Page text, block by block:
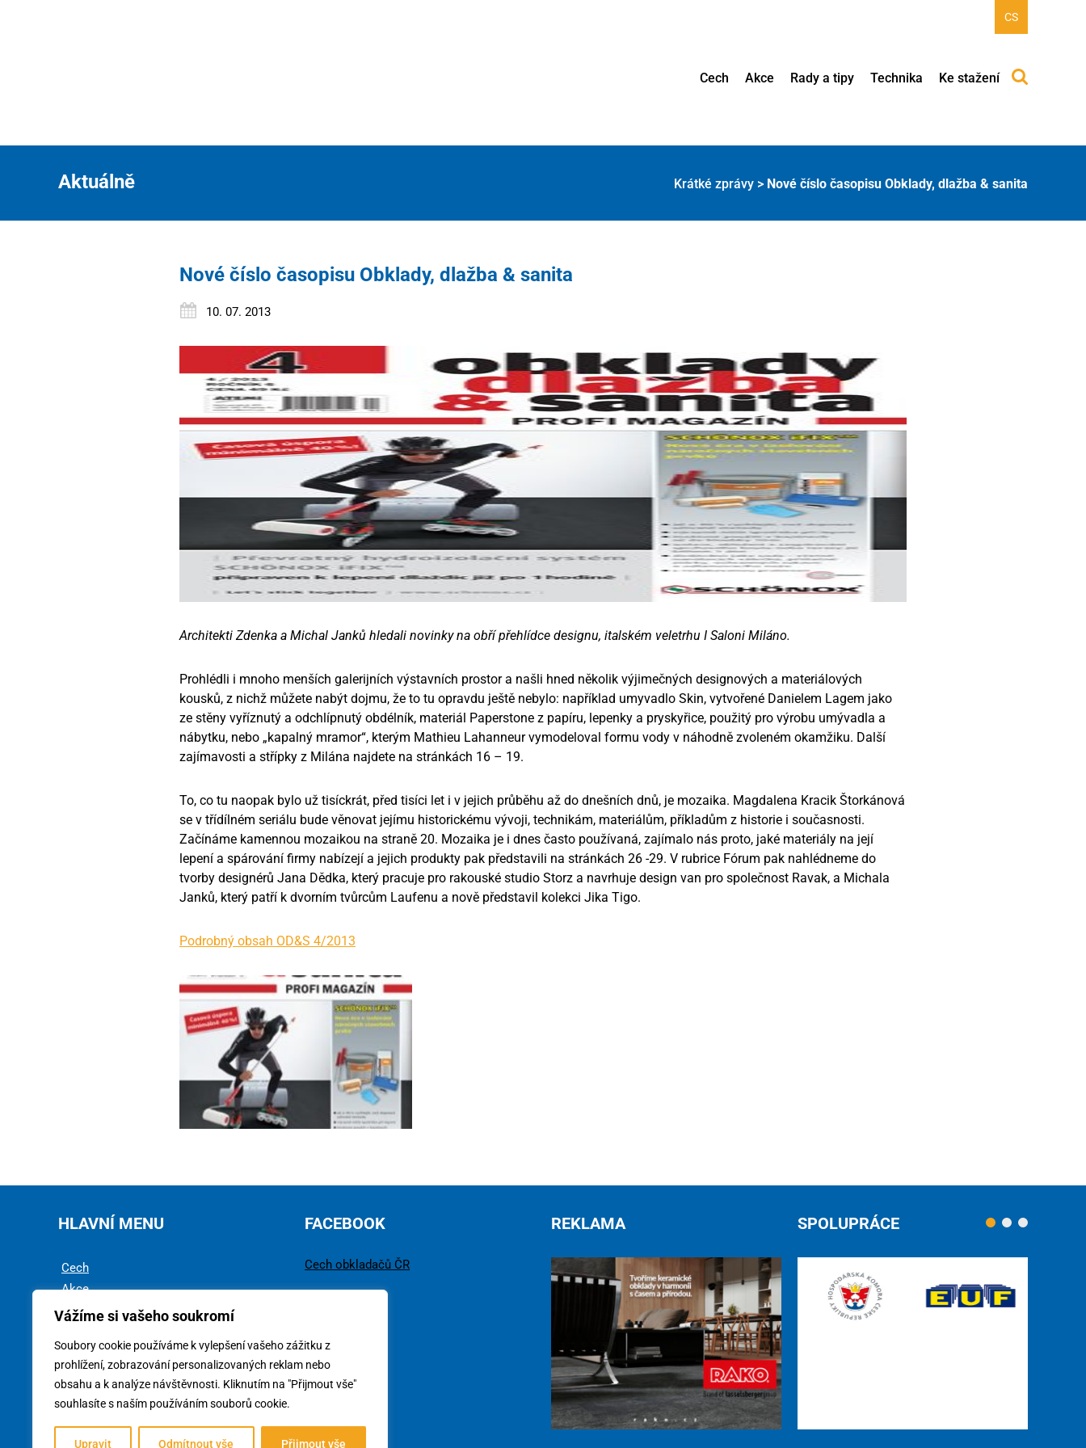
Vážíme si vašeho soukromí
Soubory cookie používáme k vylepšení vašeho zážitku z
prohlížení, zobrazování personalizovaných reklam nebo
obsahu a k analýze návštěvnosti. Kliknutím na "Přijmout vše"
souhlasíte s naším používáním souborů cookie.
Upravit Odmítnout vše Přijmout vše
CS
Cech Akce Rady a tipy Technika Ke stažení
Aktuálně Krátké zprávy > Nové číslo časopisu Obklady, dlažba & sanita
Nové číslo časopisu Obklady, dlažba & sanita
10. 07. 2013
Architekti Zdenka a Michal Janků hledali novinky na obří přehlídce designu, italském veletrhu I Saloni Miláno.
Prohlédli i mnoho menších galerijních výstavních prostor a našli hned několik výjimečných designových a materiálových
kousků, z nichž můžete nabýt dojmu, že to tu opravdu ještě nebylo: například umyvadlo Skin, vytvořené Danielem Lagem jako
ze stěny vyříznutý a odchlípnutý obdélník, materiál Paperstone z papíru, lepenky a pryskyřice, použitý pro výrobu umývadla a
nábytku, nebo „kapalný mramor“, kterým Mathieu Lahanneur vymodeloval formu vody v náhodně zvoleném okamžiku. Další
zajímavosti a střípky z Milána najdete na stránkách 16 – 19.
To, co tu naopak bylo už tisíckrát, před tisíci let i v jejich průběhu až do dnešních dnů, je mozaika. Magdalena Kracik Štorkánová
se v třídílném seriálu bude věnovat jejímu historickému vývoji, technikám, materiálům, příkladům z historie i současnosti.
Začínáme kamennou mozaikou na straně 20. Mozaika je i dnes často používaná, zajímalo nás proto, jaké materiály na její
lepení a spárování firmy nabízejí a jejich produkty pak představili na stránkách 26 -29. V rubrice Fórum pak nahlédneme do
tvorby designérů Jana Dědka, který pracuje pro rakouské studio Storz a navrhuje design van pro společnost Ravak, a Michala
Janků, který patří k dvorním tvůrcům Laufenu a nově představil kolekci Jika Tigo.
Podrobný obsah OD&S 4/2013
HLAVNÍ MENU
Cech
Akce
Rady a tipy
Ke stažení
FACEBOOK
Cech obkladačů ČR
REKLAMA SPOLUPRÁCE